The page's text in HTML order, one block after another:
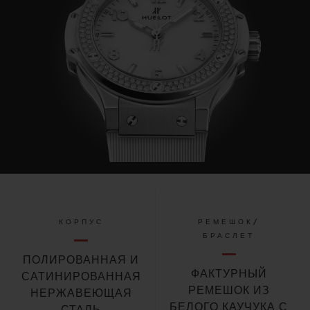
КОРПУС
ПОЛИРОВАННАЯ И
САТИНИРОВАННАЯ
НЕРЖАВЕЮЩАЯ
РЕМЕШОК/
БРАСЛЕТ
ФАКТУРНЫЙ
РЕМЕШОК ИЗ
БЕЛОГО КАУЧУКА С